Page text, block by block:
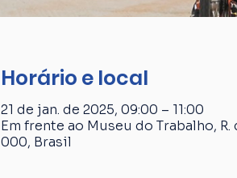
Horário e local
21 de jan. de 2025, 09:00 – 11:00
Em frente ao Museu do Trabalho,
000, Brasil